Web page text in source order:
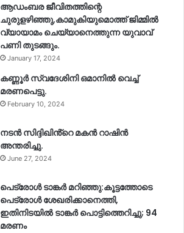
ആഡംബര ജീവിതത്തിന്റെ
ചുരുളഴിഞ്ഞു,കാമുകിയുമൊത്ത് ജിമ്മില്‍
വ്യായാമം ചെയ്യാനെത്തുന്ന യുവാവ്
പണി തുടങ്ങും.
January 17, 2024
കണ്ണൂർ സ്വദേശിനി ഒമാനിൽ വെച്ച്
മരണപെട്ടു.
February 10, 2024
നടൻ സിദ്ദിഖിൻ്റെ മകൻ റാഷിൻ
അന്തരിച്ചു.
June 27, 2024
പെട്രോൾ ടാങ്കർ മറിഞ്ഞു:കൂട്ടത്തോടെ
പെട്രോൾ ശേഖരിക്കാനെത്തി,
ഇതിനിടയിൽ ടാങ്കർ പൊട്ടിത്തെറിച്ചു; 94
മരണം